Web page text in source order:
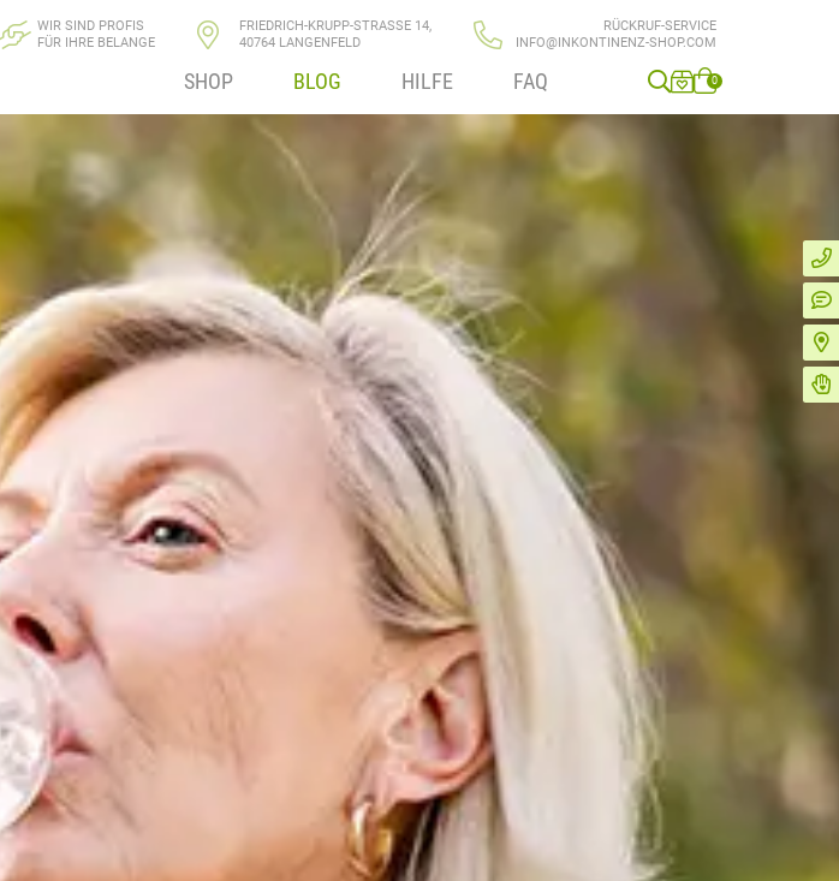
WIR SIND PROFIS
FÜR IHRE BELANGE
FRIEDRICH-KRUPP-STRASSE 14,
40764 LANGENFELD
RÜCKRUF-SERVICE
INFO@INKONTINENZ-SHOP.COM
SHOP BLOG HILFE FAQ 0